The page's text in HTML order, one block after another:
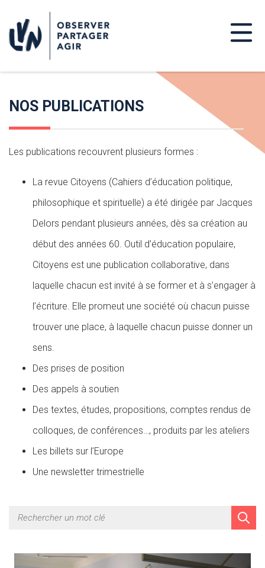
NOS PUBLICATIONS
Les publications recouvrent plusieurs formes :
La revue Citoyens (Cahiers d’éducation politique,
philosophique et spirituelle) a été dirigée par Jacques
Delors pendant plusieurs années, dès sa création au
début des années 60. Outil d’éducation populaire,
Citoyens est une publication collaborative, dans
laquelle chacun est invité à se former et à s’engager à
l’écriture. Elle promeut une société où chacun puisse
trouver une place, à laquelle chacun puisse donner un
sens.
Des prises de position
Des appels à soutien
Des textes, études, propositions, comptes rendus de
colloques, de conférences…, produits par les ateliers
Les billets sur l’Europe
Une newsletter trimestrielle